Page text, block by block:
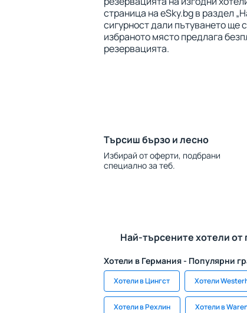
страница на eSky.bg в раздел
сигурност дали пътуването ще
избраното място предлага
резервацията.
Търсиш бързо и лесно
Избирай от оферти, подбрани
специално за теб.
Най-търсените хотели
Хотели в Германия - Популярни
Хотели в Цингст Хотели
Хотели в Рехлин Хотели в